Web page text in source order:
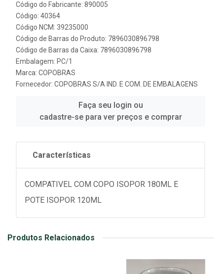
Código do Fabricante: 890005
Código: 40364
Código NCM: 39235000
Código de Barras do Produto: 7896030896798
Código de Barras da Caixa: 7896030896798
Embalagem: PC/1
Marca: COPOBRAS
Fornecedor: COPOBRAS S/A IND. E COM. DE EMBALAGENS
Faça seu login ou
cadastre-se para ver preços e comprar
Características
COMPATIVEL COM COPO ISOPOR 180ML E
POTE ISOPOR 120ML
Produtos Relacionados